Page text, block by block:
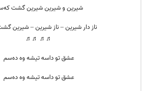
شیرین و شیرین شیرین گشت
ناز دار شیرین – ناز شیرین – شیرین
♬♬ ♬♬
عشق تو داسه تیشه وه ده‌سم
عشق تو داسه تیشه وه ده‌سم